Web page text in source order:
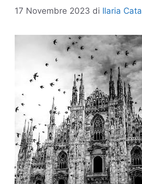
17 Novembre 2023 di Ilaria